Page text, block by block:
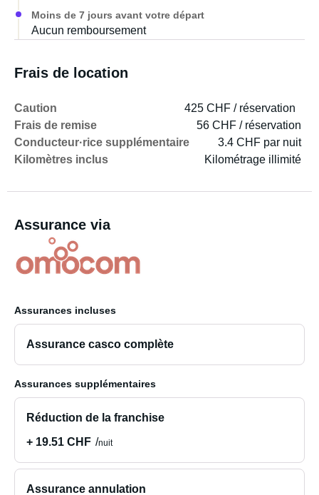
Moins de 7 jours avant votre départ
Aucun remboursement
Frais de location
Caution
425 CHF / réservation
Frais de remise
56 CHF / réservation
Conducteur·rice supplémentaire
3.4 CHF par nuit
Kilomètres inclus
Kilométrage illimité
Assurance via
Assurances incluses
Assurance casco complète
Assurances supplémentaires
Réduction de la franchise
+ 19.51 CHF
nuit
Assurance annulation